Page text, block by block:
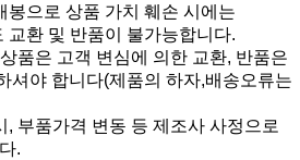
봉으로 상품 가치 훼손 시에는
교환 및 반품이 불가능합니다.
품은 고객 변심에 의한 교환, 반품은
셔야 합니다(제품의 하자,배송오류는
, 부품가격 변동 등 제조사 사정으로
.